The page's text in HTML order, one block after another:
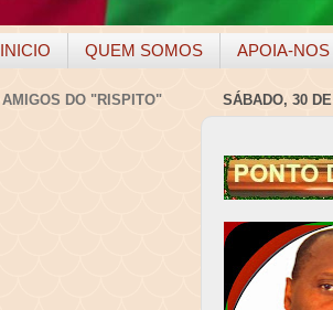
INICIO QUEM SOMOS APOIA-NOS
SÁBADO, 30
AMIGOS DO "RISPITO"